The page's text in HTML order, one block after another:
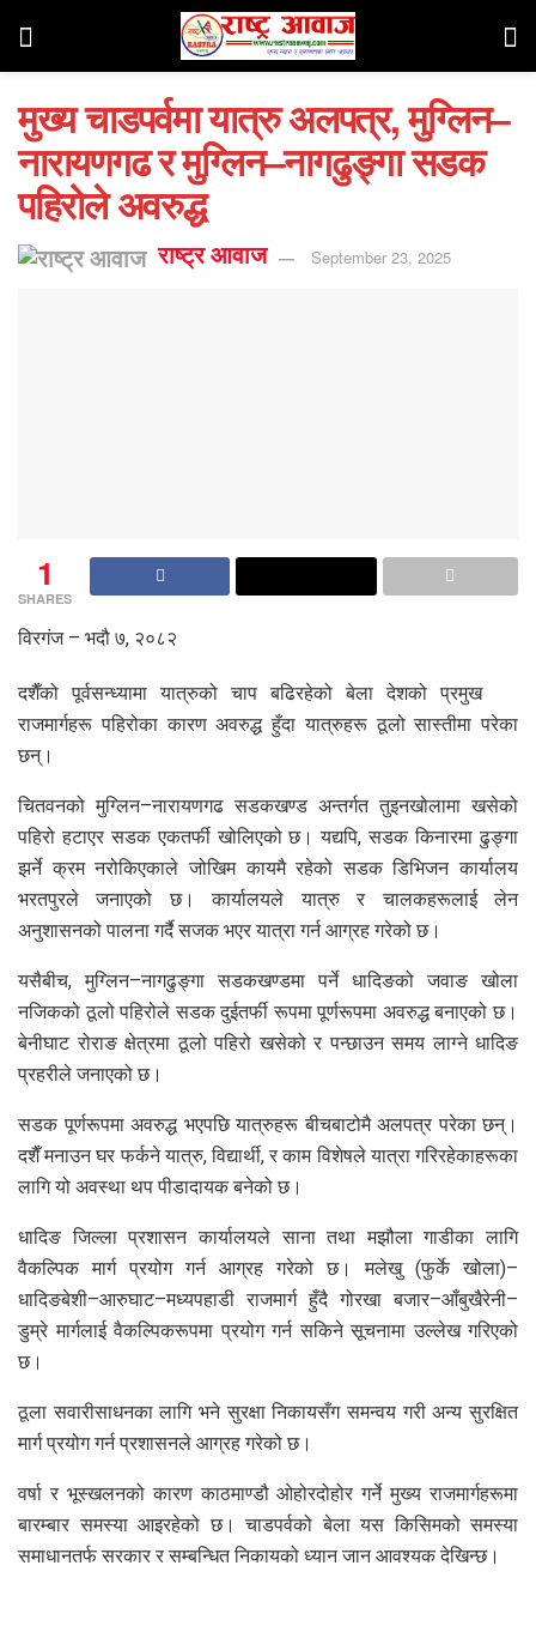
मुख्य चाडपर्वमा यात्रु अलपत्र, मुग्लिन–
नारायणगढ र मुग्लिन–नागढुङ्गा सडक
पहिरोले अवरुद्ध
राष्ट्र आवाज September 23, 2025
1
SHARES
विरगंज – भदौ ७, २०८२
दशैँको पूर्वसन्ध्यामा यात्रुको चाप बढिरहेको बेला देशको प्रमुख
राजमार्गहरू पहिरोका कारण अवरुद्ध हुँदा यात्रुहरू ठूलो सास्तीमा परेका
छन्।
चितवनको मुग्लिन–नारायणगढ सडकखण्ड अन्तर्गत तुइनखोलामा खसेको
पहिरो हटाएर सडक एकतर्फी खोलिएको छ। यद्यपि, सडक किनारमा ढुङ्गा
झर्ने क्रम नरोकिएकाले जोखिम कायमै रहेको सडक डिभिजन कार्यालय
भरतपुरले जनाएको छ। कार्यालयले यात्रु र चालकहरूलाई लेन
अनुशासनको पालना गर्दै सजक भएर यात्रा गर्न आग्रह गरेको छ।
यसैबीच, मुग्लिन–नागढुङ्गा सडकखण्डमा पर्ने धादिङको जवाङ खोला
नजिकको ठूलो पहिरोले सडक दुईतर्फी रूपमा पूर्णरूपमा अवरुद्ध बनाएको छ।
बेनीघाट रोराङ क्षेत्रमा ठूलो पहिरो खसेको र पन्छाउन समय लाग्ने धादिङ
प्रहरीले जनाएको छ।
सडक पूर्णरूपमा अवरुद्ध भएपछि यात्रुहरू बीचबाटोमै अलपत्र परेका छन्।
दशैँ मनाउन घर फर्कने यात्रु, विद्यार्थी, र काम विशेषले यात्रा गरिरहेकाहरूका
लागि यो अवस्था थप पीडादायक बनेको छ।
धादिङ जिल्ला प्रशासन कार्यालयले साना तथा मझौला गाडीका लागि
वैकल्पिक मार्ग प्रयोग गर्न आग्रह गरेको छ। मलेखु (फुर्के खोला)–
धादिङबेशी–आरुघाट–मध्यपहाडी राजमार्ग हुँदै गोरखा बजार–आँबुखैरेनी–
डुम्रे मार्गलाई वैकल्पिकरूपमा प्रयोग गर्न सकिने सूचनामा उल्लेख गरिएको
छ।
ठूला सवारीसाधनका लागि भने सुरक्षा निकायसँग समन्वय गरी अन्य सुरक्षित
मार्ग प्रयोग गर्न प्रशासनले आग्रह गरेको छ।
वर्षा र भूस्खलनको कारण काठमाण्डौ ओहोरदोहोर गर्ने मुख्य राजमार्गहरूमा
बारम्बार समस्या आइरहेको छ। चाडपर्वको बेला यस किसिमको समस्या
समाधानतर्फ सरकार र सम्बन्धित निकायको ध्यान जान आवश्यक देखिन्छ।